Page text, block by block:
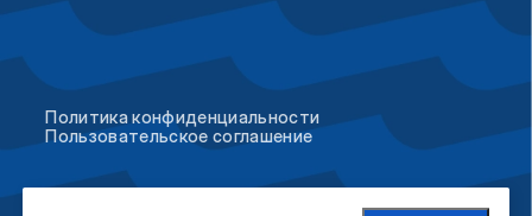
Политика конфиденциальности
Пользовательское соглашение